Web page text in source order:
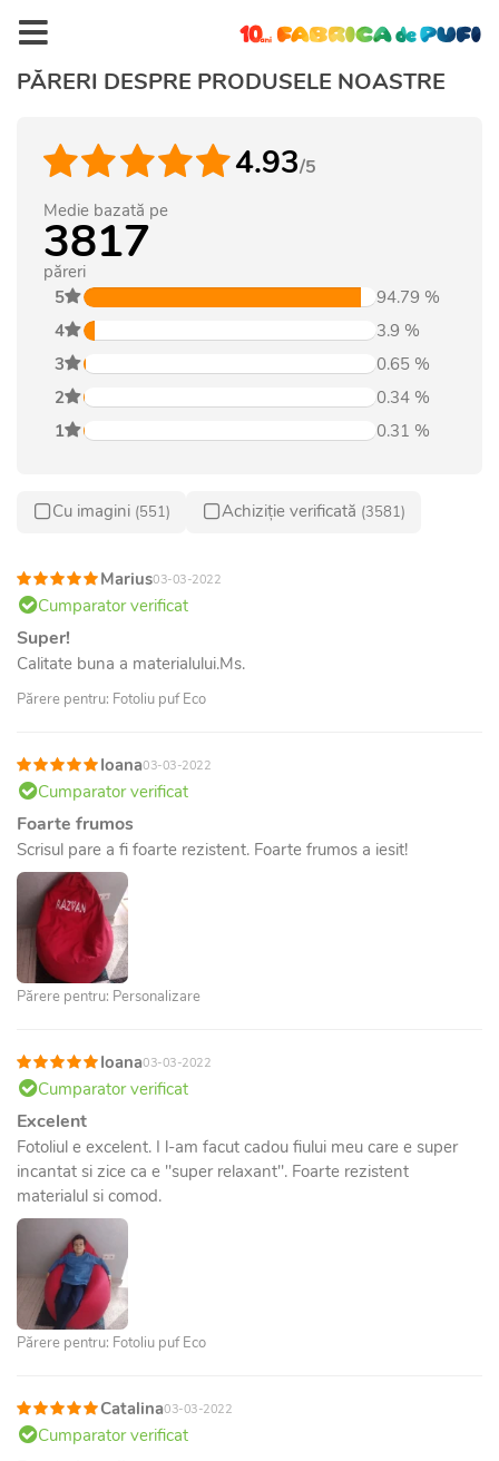
PĂRERI DESPRE PRODUSELE NOASTRE
5 94.79 %
4
3.9 %
3
0.65 %
2
0.34 %
1
0.31 %
4.93/5
Medie bazată pe
3817
păreri
Cu imagini (551) Achiziție verificată (3581)
Marius03-03-2022
Cumparator verificat
Super!
Calitate buna a materialului.Ms.
Părere pentru: Fotoliu puf Eco
Ioana03-03-2022
Cumparator verificat
Foarte frumos
Scrisul pare a fi foarte rezistent. Foarte frumos a iesit!
Părere pentru: Personalizare
Ioana03-03-2022
Cumparator verificat
Excelent
Fotoliul e excelent. I l-am facut cadou fiului meu care e super
incantat si zice ca e "super relaxant". Foarte rezistent
materialul si comod.
Părere pentru: Fotoliu puf Eco
Catalina03-03-2022
Cumparator verificat